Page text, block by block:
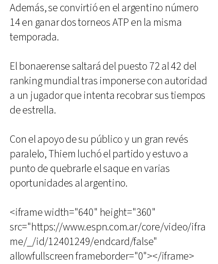
Además, se convirtió en el argentino número
14 en ganar dos torneos ATP en la misma
temporada.
El bonaerense saltará del puesto 72 al 42 del
ranking mundial tras imponerse con autoridad
a un jugador que intenta recobrar sus tiempos
de estrella.
Con el apoyo de su público y un gran revés
paralelo, Thiem luchó el partido y estuvo a
punto de quebrarle el saque en varias
oportunidades al argentino.
<iframe width="640" height="360"
src="https://www.espn.com.ar/core/video/ifra
me/_/id/12401249/endcard/false"
allowfullscreen frameborder="0"></iframe>